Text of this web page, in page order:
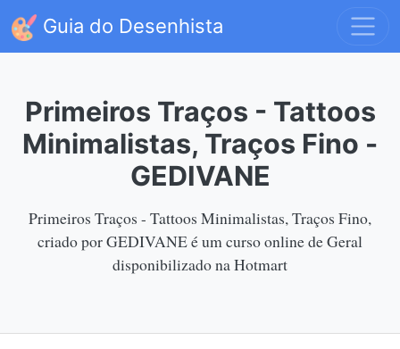
Guia do Desenhista
Primeiros Traços - Tattoos
Minimalistas, Traços Fino -
GEDIVANE
Primeiros Traços - Tattoos Minimalistas, Traços Fino,
criado por GEDIVANE é um curso online de Geral
disponibilizado na Hotmart